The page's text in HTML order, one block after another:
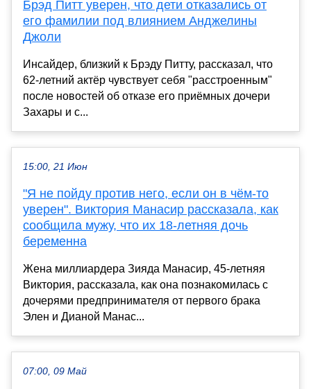
Брэд Питт уверен, что дети отказались от
его фамилии под влиянием Анджелины
Джоли
Инсайдер, близкий к Брэду Питту, рассказал, что
62-летний актёр чувствует себя "расстроенным"
после новостей об отказе его приёмных дочери
Захары и с...
15:00, 21 Июн
"Я не пойду против него, если он в чём-то
уверен". Виктория Манасир рассказала, как
сообщила мужу, что их 18-летняя дочь
беременна
Жена миллиардера Зияда Манасир, 45-летняя
Виктория, рассказала, как она познакомилась с
дочерями предпринимателя от первого брака
Элен и Дианой Манас...
07:00, 09 Май